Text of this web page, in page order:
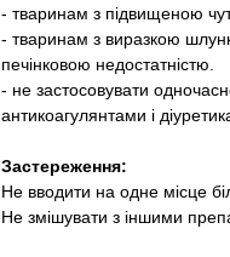
- тваринам з підвищеною
- тваринам з виразкою
печінковою недостатністю.
- не застосовувати
антикоагулянтами і
Застереження:
Не вводити на одне місце
Не змішувати з іншими